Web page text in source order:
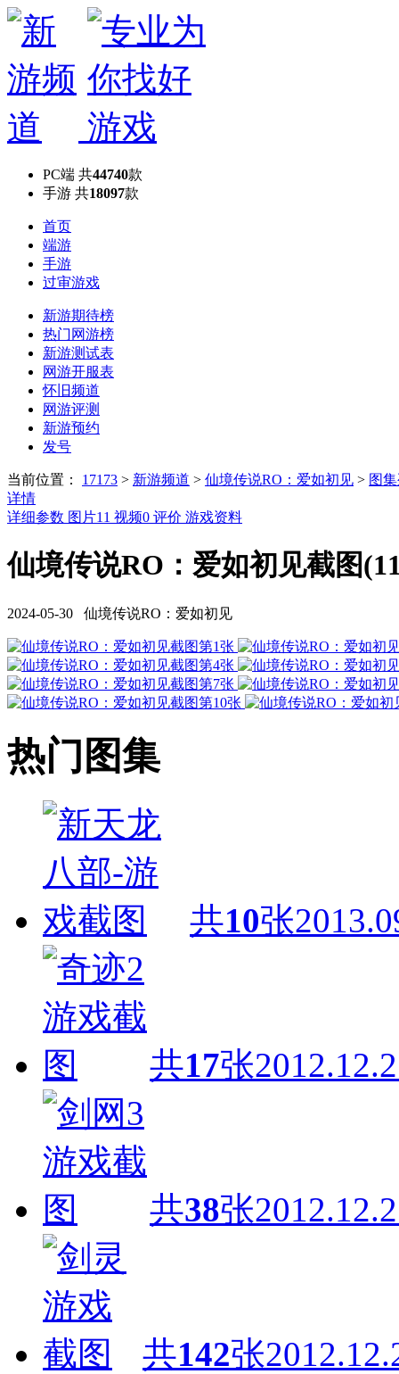
PC端 共44740款
手游 共18097款
首页
端游
手游
过审游戏
新游期待榜
热门网游榜
新游测试表
网游开服表
怀旧频道
网游评测
新游预约
发号
当前位置： 17173 > 新游频道 > 仙境传说RO：爱如初见 > 图
详情
详细参数 图片11 视频0 评价 游戏资料
仙境传说RO：爱如初见截图
2024-05-30 仙境传说RO：爱如初见
热门图集
共10张
共17张
共38张
共142张